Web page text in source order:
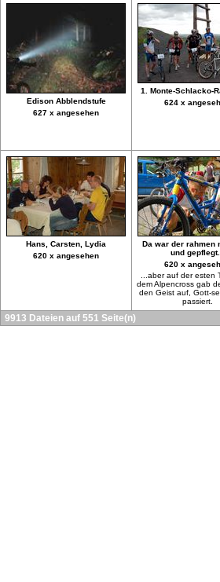
Edison Abblendstufe
627 x angesehen
1. Monte-Schlacko-
624 x
Hans, Carsten, Lydia
620 x angesehen
Da war der rahmen
und gepflegt...
620 x
...aber auf der esten
dem Alpencross gab
den Geist auf, Gott-
passiert.
9913 Dateien auf 551 Seite(n)